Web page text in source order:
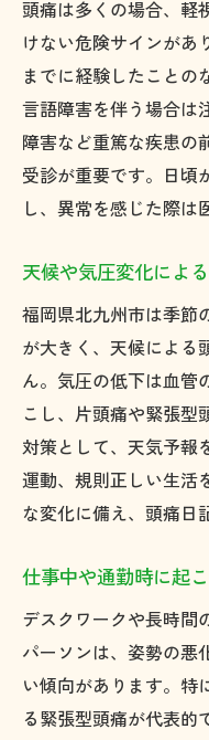
頭痛は多くの場合、軽
けない危険サインがあ
までに経験したことの
言語障害を伴う場合は
障害など重篤な疾患の
受診が重要です。日頃
し、異常を感じた際は
天候や気圧変化によ
福岡県北九州市は季節
が大きく、天候による
ん。気圧の低下は血管
こし、片頭痛や緊張型
対策として、天気予報
運動、規則正しい生活
な変化に備え、頭痛日
仕事中や通勤時に起
デスクワークや長時間
パーソンは、姿勢の悪
い傾向があります。特
る緊張型頭痛が代表的